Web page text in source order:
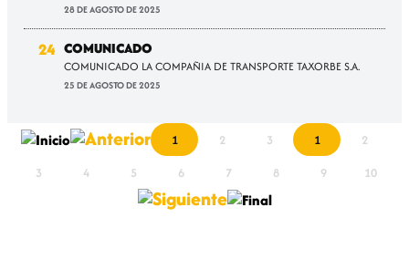
28 DE AGOSTO DE 2025
24 COMUNICADO
COMUNICADO LA COMPAÑIA DE TRANSPORTE TAXORBE S.A.
25 DE AGOSTO DE 2025
1 2 3 1
2
3
4 5 6 7 8 9 10